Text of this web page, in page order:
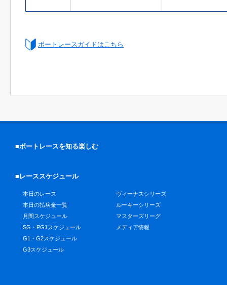
ボートレースガイドはこちら
■ボートレースを知る楽しむ
■レーススケジュール
本日のレース
本日の払戻金一覧
月間スケジュール
SG・PG1スケジュール
G1・G2スケジュール
G3スケジュール
ヴィーナスシリーズ
ルーキーシリーズ
マスターズリーグ
メディア情報